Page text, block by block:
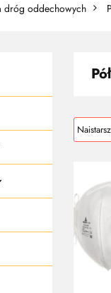
dróg oddechowych